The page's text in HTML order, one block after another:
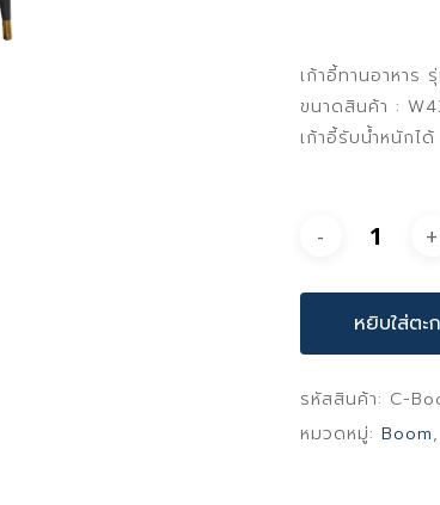
เก้าอี้ทานอาหาร
ขนาดสินค้า :
เก้าอี้รับน้ำหนักไ
หยิบใส่ตะ
รหัสสินค้า: C-
หมวดหมู่: Boom,